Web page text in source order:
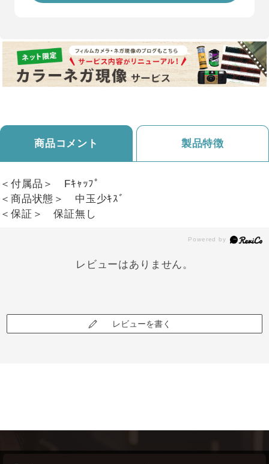
商品コメント 製品特徴
＜付属品＞ Fｷｬｯﾌﾟ
＜商品状態＞ 中玉少ｷｽﾞ
＜保証＞ 保証無し
レビューはありません。
レビューを書く